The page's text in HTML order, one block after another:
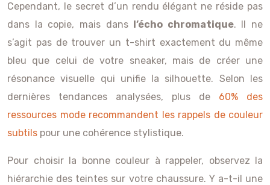
Cependant, le secret d’un rendu élégant ne réside pas
dans la copie, mais dans l’écho chromatique. Il ne
s’agit pas de trouver un t-shirt exactement du même
bleu que celui de votre sneaker, mais de créer une
résonance visuelle qui unifie la silhouette. Selon les
dernières tendances analysées, plus de 60% des
ressources mode recommandent les rappels de couleur
subtils pour une cohérence stylistique.
Pour choisir la bonne couleur à rappeler, observez la
hiérarchie des teintes sur votre chaussure. Y a-t-il une